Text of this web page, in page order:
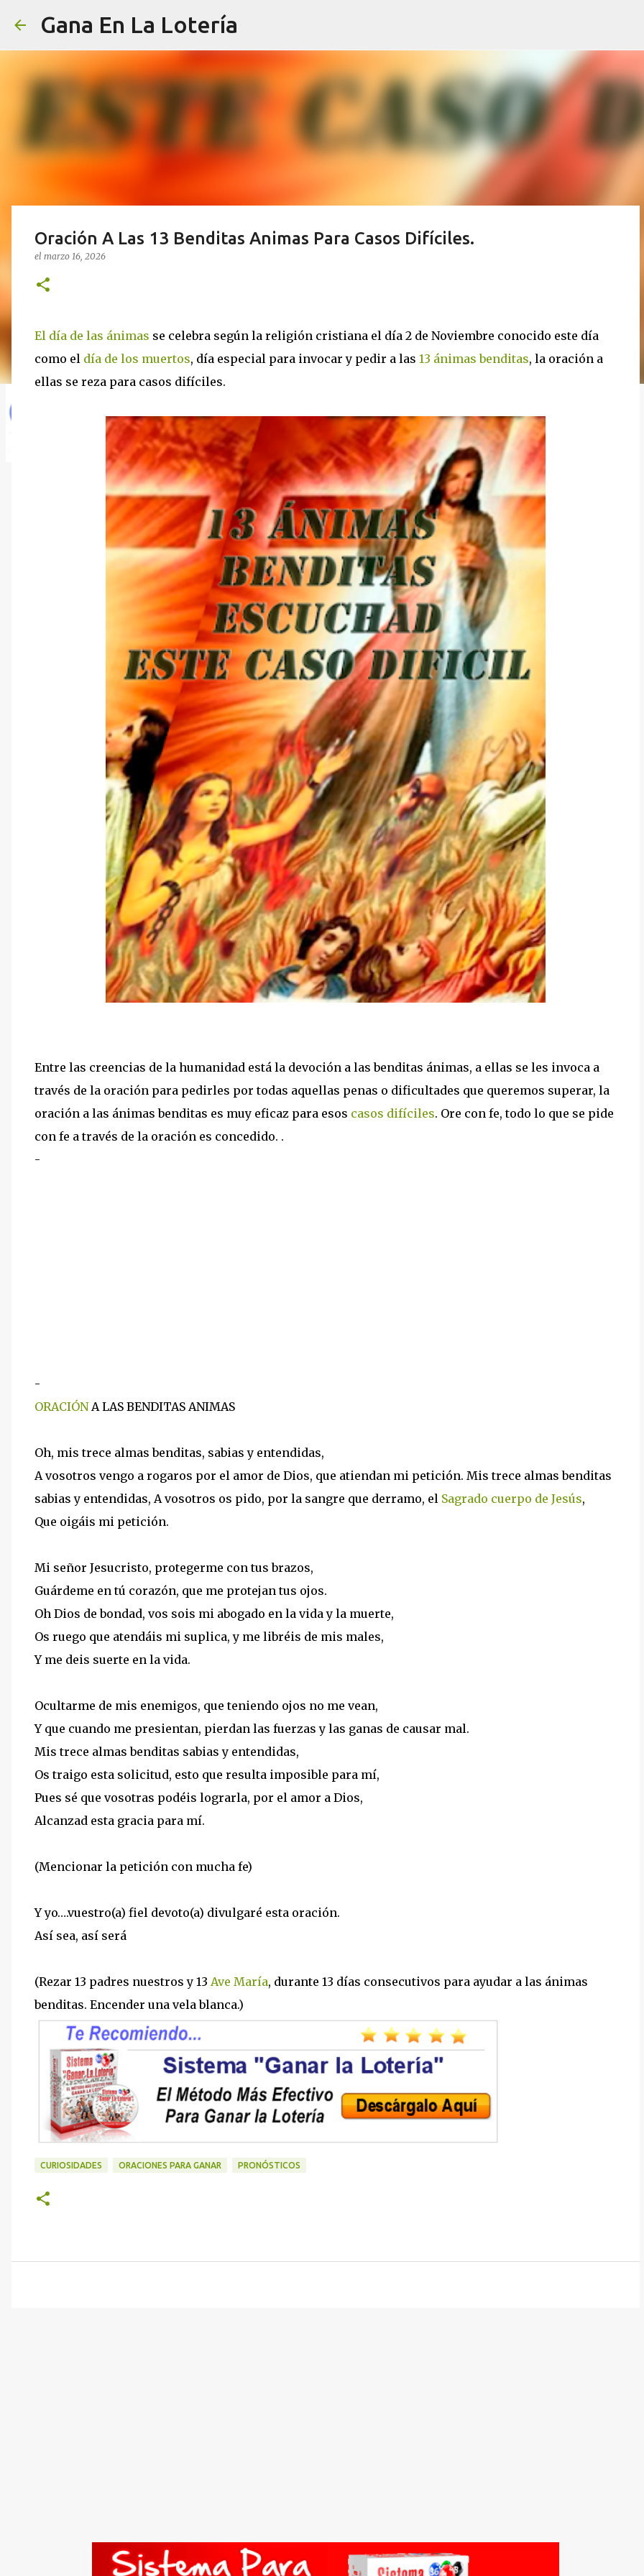
Gana En La Lotería
Oración A Las 13 Benditas Animas Para Casos Difíciles.
el marzo 16, 2026
El día de las ánimas se celebra según la religión cristiana el día 2 de Noviembre conocido este día
como el día de los muertos, día especial para invocar y pedir a las 13 ánimas benditas, la oración a
ellas se reza para casos difíciles.
Entre las creencias de la humanidad está la devoción a las benditas ánimas, a ellas se les invoca a
través de la oración para pedirles por todas aquellas penas o dificultades que queremos superar, la
oración a las ánimas benditas es muy eficaz para esos casos difíciles. Ore con fe, todo lo que se pide
con fe a través de la oración es concedido. .
-
-
ORACIÓNA LAS BENDITAS ANIMAS
Oh, mis trece almas benditas, sabias y entendidas,
A vosotros vengo a rogaros por el amor de Dios, que atiendan mi petición. Mis trece almas benditas
sabias y entendidas, A vosotros os pido, por la sangre que derramo, el Sagrado cuerpo de Jesús,
Que oigáis mi petición.
Mi señor Jesucristo, protegerme con tus brazos,
Guárdeme en tú corazón, que me protejan tus ojos.
Oh Dios de bondad, vos sois mi abogado en la vida y la muerte,
Os ruego que atendáis mi suplica, y me libréis de mis males,
Y me deis suerte en la vida.
Ocultarme de mis enemigos, que teniendo ojos no me vean,
Y que cuando me presientan, pierdan las fuerzas y las ganas de causar mal.
Mis trece almas benditas sabias y entendidas,
Os traigo esta solicitud, esto que resulta imposible para mí,
Pues sé que vosotras podéis lograrla, por el amor a Dios,
Alcanzad esta gracia para mí.
(Mencionar la petición con mucha fe)
Y yo….vuestro(a) fiel devoto(a) divulgaré esta oración.
Así sea, así será
(Rezar 13 padres nuestros y 13 Ave María, durante 13 días consecutivos para ayudar a las ánimas
benditas. Encender una vela blanca.)
CURIOSIDADES ORACIONES PARA GANAR PRONÓSTICOS